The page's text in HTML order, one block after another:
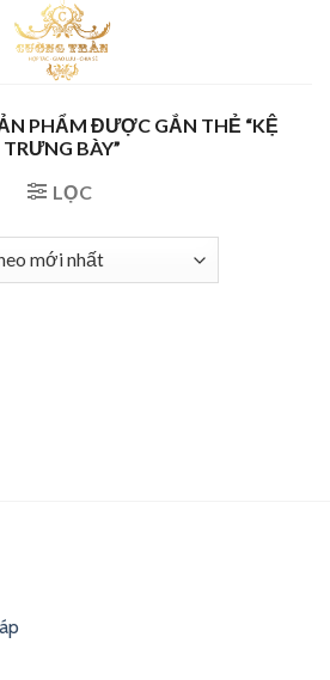
PHẨM ĐƯỢC GẮN THẺ “KỆ
TRƯNG BÀY”
LỌC